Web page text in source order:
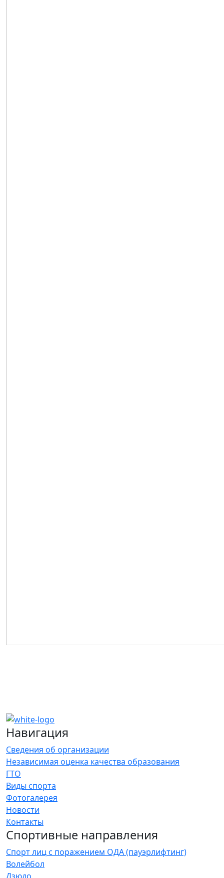
Навигация
Сведения об организации
Независимая оценка качества образования
ГТО
Виды спорта
Фотогалерея
Новости
Контакты
Спортивные направления
Спорт лиц с поражением ОДА (пауэрлифтинг)
Волейбол